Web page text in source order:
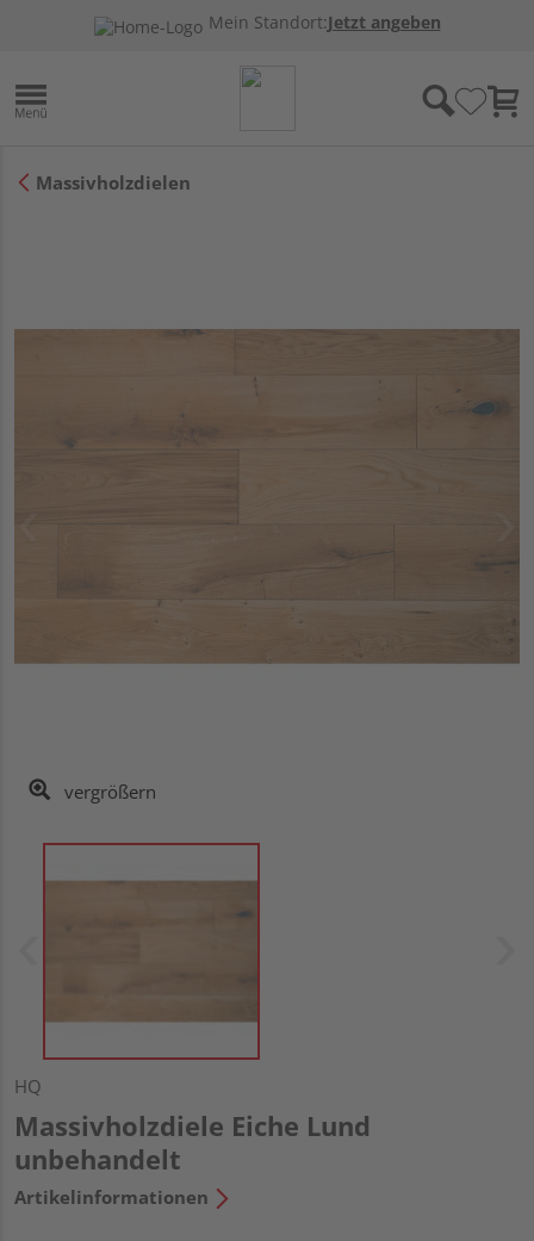
Mein Standort:Jetzt angeben
Massivholzdielen
vergrößern
HQ
Massivholzdiele Eiche Lund
unbehandelt
Artikelinformationen